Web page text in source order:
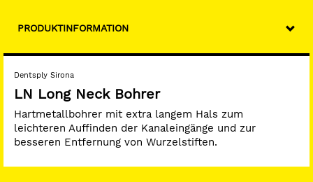
PRODUKTINFORMATION
Dentsply Sirona
LN Long Neck Bohrer
Hartmetallbohrer mit extra langem Hals zum
leichteren Auffinden der Kanaleingänge und zur
besseren Entfernung von Wurzelstiften.